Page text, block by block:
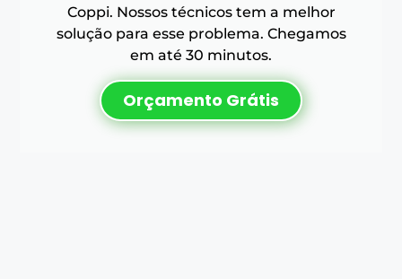
Coppi. Nossos técnicos tem a melhor
solução para esse problema. Chegamos
em até 30 minutos.
Orçamento Grátis